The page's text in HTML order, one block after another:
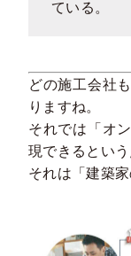
ている。
どの施工会社
りますね。
それでは「オ
現できるとい
それは「建築